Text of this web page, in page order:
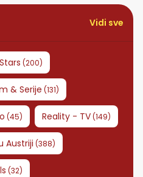
Vidi sve
Stars (200)
& Serije (131)
(45) Reality - TV(149)
Austriji (388)
(32)